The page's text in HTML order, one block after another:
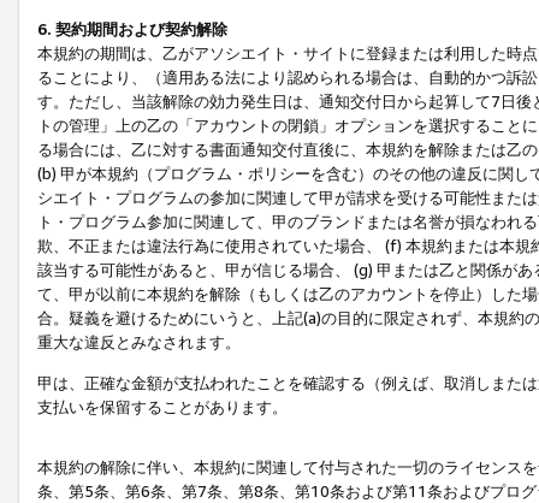
6. 契約期間および契約解除
本規約の期間は、乙がアソシエイト・サイトに登録または利用した時
ることにより、（適用ある法により認められる場合は、自動的かつ訴
す。ただし、当該解除の効力発生日は、通知交付日から起算して7日
トの管理」上の乙の「アカウントの閉鎖」オプションを選択するこ
る場合には、乙に対する書面通知交付直後に、本規約を解除または乙
(b) 甲が本規約（プログラム・ポリシーを含む）のその他の違反に関
シエイト・プログラムの参加に関連して甲が請求を受ける可能性また
ト・プログラム参加に関連して、甲のブランドまたは名誉が損なわれ
欺、不正または違法行為に使用されていた場合、 (f) 本規約または本
該当する可能性があると、甲が信じる場合、 (g) 甲または乙と関係が
て、甲が以前に本規約を解除（もしくは乙のアカウントを停止）した
合。疑義を避けるためにいうと、上記(a)の目的に限定されず、本規
重大な違反とみなされます。
甲は、正確な金額が支払われたことを確認する（例えば、取消しまた
支払いを保留することがあります。
本規約の解除に伴い、本規約に関連して付与された一切のライセンス
条、第5条、第6条、第7条、第8条、第10条および第11条およびプロ